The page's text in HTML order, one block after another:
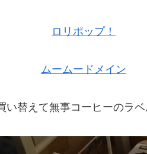
ロリポップ！
ムームードメイン
替えて無事コーヒーのラベ